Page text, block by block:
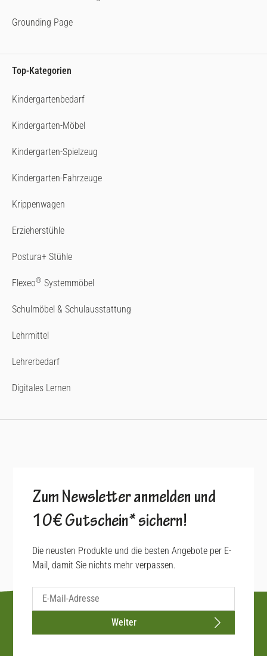
Grounding Page
Top-Kategorien
Kindergartenbedarf
Kindergarten-Möbel
Kindergarten-Spielzeug
Kindergarten-Fahrzeuge
Krippenwagen
Erzieherstühle
Postura+ Stühle
Flexeo® Systemmöbel
Schulmöbel & Schulausstattung
Lehrmittel
Lehrerbedarf
Digitales Lernen
Zum Newsletter anmelden und
10€ Gutschein* sichern!
Die neusten Produkte und die besten Angebote per E-
Mail, damit Sie nichts mehr verpassen.
Weiter